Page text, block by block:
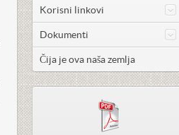
Korisni linkovi
Dokumenti
Čija je ova naša zemlja